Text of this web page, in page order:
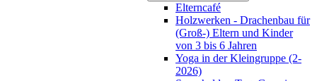
Elterncafé
Holzwerken - Drachenbau für
(Groß-) Eltern und Kinder
von 3 bis 6 Jahren
Yoga in der Kleingruppe (2-
2026)